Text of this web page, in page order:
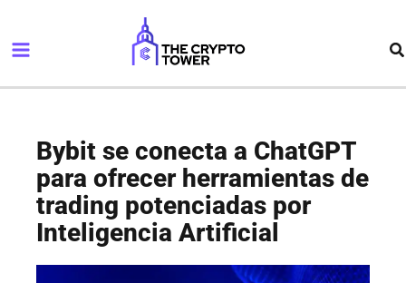
contenido
Menu
Bybit se conecta a ChatGPT
para ofrecer herramientas de
trading potenciadas por
Inteligencia Artificial